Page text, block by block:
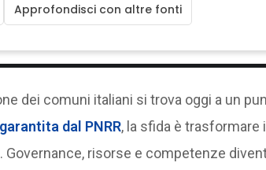
Approfondisci con altre fonti
dei comuni italiani si trova oggi a un
dal PNRR, la sfida è
risorse e competenze